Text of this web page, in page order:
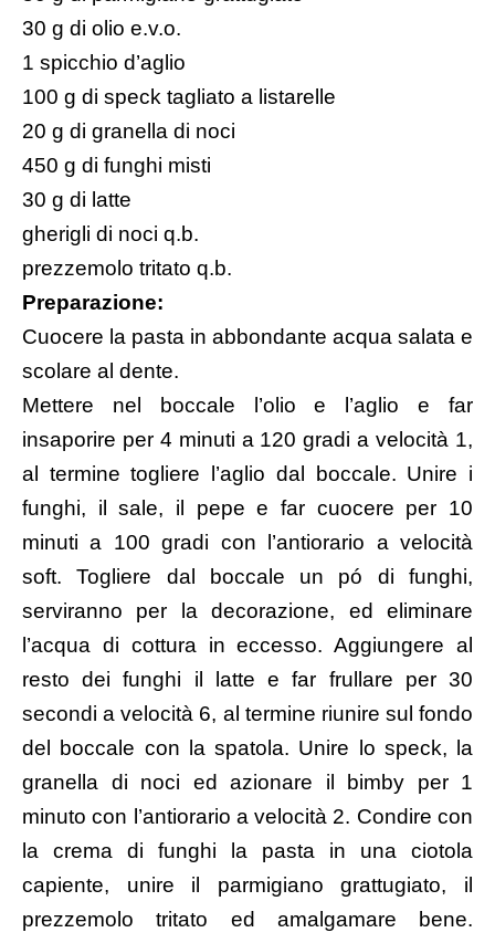
30 g di olio e.v.o.
1 spicchio d’aglio
100 g di speck tagliato a listarelle
20 g di granella di noci
450 g di funghi misti
30 g di latte
gherigli di noci q.b.
prezzemolo tritato q.b.
Preparazione:
Cuocere la pasta in abbondante acqua salata e
scolare al dente.
Mettere nel boccale l’olio e l’aglio e far
insaporire per 4 minuti a 120 gradi a velocità 1,
al termine togliere l’aglio dal boccale. Unire i
funghi, il sale, il pepe e far cuocere per 10
minuti a 100 gradi con l’antiorario a velocità
soft. Togliere dal boccale un pó di funghi,
serviranno per la decorazione, ed eliminare
l’acqua di cottura in eccesso. Aggiungere al
resto dei funghi il latte e far frullare per 30
secondi a velocità 6, al termine riunire sul fondo
del boccale con la spatola. Unire lo speck, la
granella di noci ed azionare il bimby per 1
minuto con l’antiorario a velocità 2. Condire con
la crema di funghi la pasta in una ciotola
capiente, unire il parmigiano grattugiato, il
prezzemolo tritato ed amalgamare bene.